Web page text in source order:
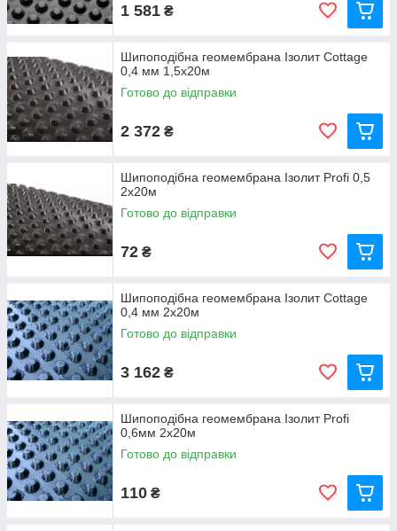
1 581 ₴
Шипоподібна геомембрана Ізолит Cottage
0,4 мм 1,5х20м
Готово до відправки
2 372 ₴
Шипоподібна геомембрана Ізолит Profi 0,5
2х20м
Готово до відправки
72 ₴
Шипоподібна геомембрана Ізолит Cottage
0,4 мм 2х20м
Готово до відправки
3 162 ₴
Шипоподібна геомембрана Ізолит Profi
0,6мм 2х20м
Готово до відправки
110 ₴